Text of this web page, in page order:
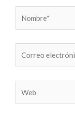
electrónico*